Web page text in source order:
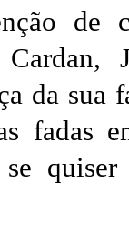
de
da sua
fadas